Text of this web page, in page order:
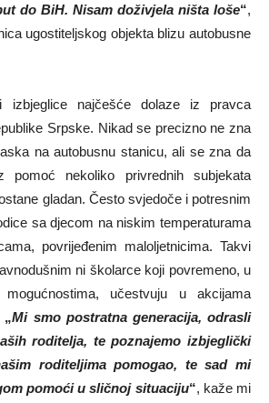
do BiH. Nisam doživjela ništa loše“,
ugostiteljskog objekta blizu autobusne
izbjeglice najčešće dolaze iz pravca
Srpske. Nikad se precizno ne zna
na autobusnu stanicu, ali se zna da
nekoliko privrednih subjekata
gladan. Često svjedoče i potresnim
sa djecom na niskim temperaturama
povrijeđenim maloljetnicima. Takvi
ni školarce koji povremeno, u
učestvuju u akcijama
„Mi smo postratna generacija, odrasli
roditelja, te poznajemo izbjeglički
roditeljima pomogao, te sad mi
pomoći u sličnoj situaciju“, kaže mi